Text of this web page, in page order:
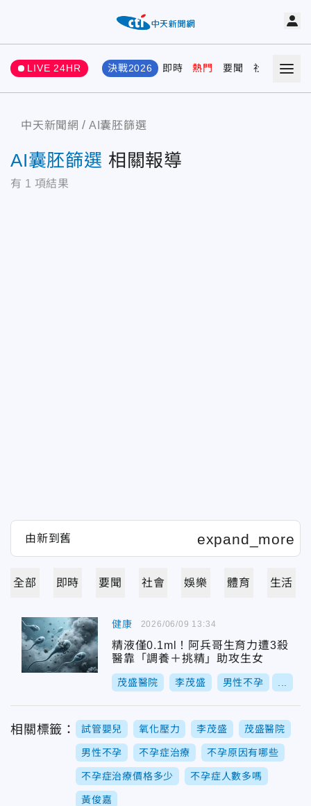
LIVE 24HR 決戰2026 即時 熱門 要聞 社會 娛樂
中天新聞網 AI囊胚篩選
AI囊胚篩選 相關報導
有 1 項結果
全部 即時 要聞 社會 娛樂 體育 生活
健康
精液僅0.1ml！阿兵哥生育力遭3殺
醫靠「調養＋挑精」助攻生女
茂盛醫院 李茂盛 男性不孕
2026/06/09 13:34
相關標籤： 試管嬰兒 氧化壓力 李茂盛 茂盛醫院
男性不孕 不孕症治療 不孕原因有哪些
不孕症治療價格多少 不孕症人數多嗎
黃俊嘉